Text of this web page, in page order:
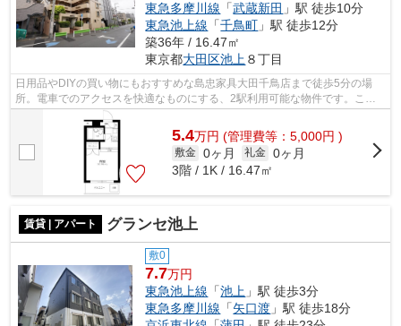
東急多摩川線 「武蔵新田 」駅 徒歩10分
東急池上線 「千鳥町 」駅 徒歩12分
築36年 / 16.47㎡
東京都大田区池上 ８丁目
日用品やDIYの買い物にもおすすめな島忠家具大田千鳥店まで徒歩5分の場
所。電車でのアクセスを快適なものにする、2駅利用可能な物件です。こち
らの物件では初期費用をカードでお支払い...
5.4万円 (管理費等：5,000円 )
敷金 0ヶ月 礼金 0ヶ月
3階 / 1K / 16.47㎡
賃貸 | アパート グランセ池上
敷0
7.7万円
東急池上線 「池上 」駅 徒歩3分
東急多摩川線 「矢口渡 」駅 徒歩18分